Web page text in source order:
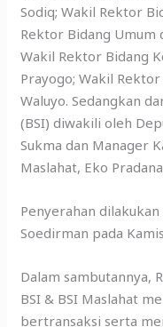
Sodiq; Wakil Rektor
Rektor Bidang Umum
Wakil Rektor Bidang
Prayogo; Wakil
Waluyo. Sedangkan
(BSI) diwakili oleh
Sukma dan Manager
Maslahat, Eko
Penyerahan
Soedirman pada
Dalam sambutannya,
BSI & BSI Maslahat
bertransaksi serta